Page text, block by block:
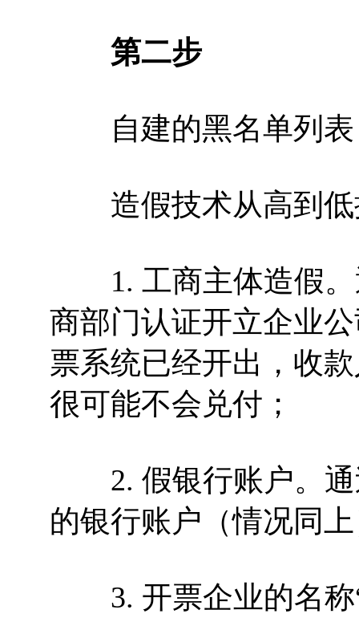
第二步
自建的黑名单列表
造假技术从高到低
1. 工商主体造假。
商部门认证开立企业
票系统已经开出，收
很可能不会兑付；
2. 假银行账户。通
的银行账户（情况同
3. 开票企业的名称“